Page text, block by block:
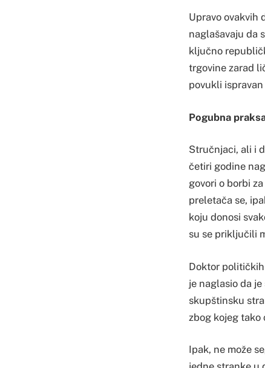
Upravo ovakvih
naglašavaju da
ključno
trgovine zarad
povukli ispravan
Pogubna
Stručnjaci, ali i
četiri godine
govori o borbi
preletača se,
koju donosi
su se priključili
Doktor
je naglasio da
skupštinsku
zbog kojeg tako
Ipak, ne može